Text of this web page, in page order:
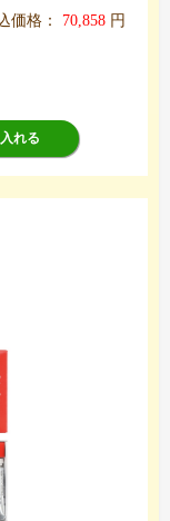
価格： 70,858 円
れる